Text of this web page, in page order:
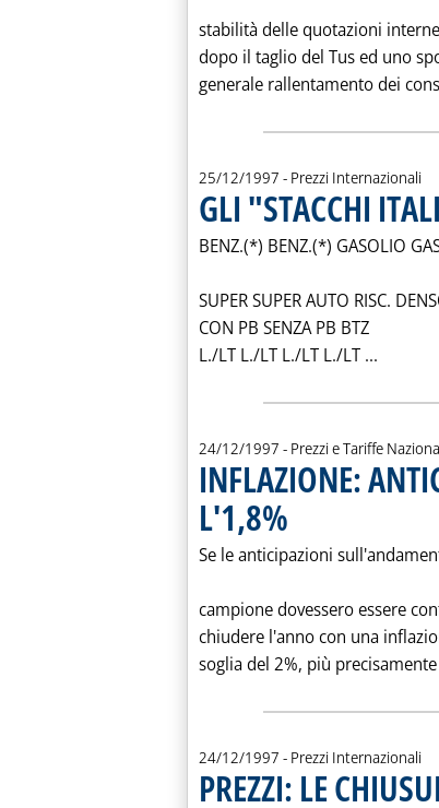
stabilità delle quotazioni
dopo il taglio del Tus ed uno
generale rallentamento dei
25/12/1997 - Prezzi Internazionali
GLI "STACCHI
BENZ.(*) BENZ.(*) GASOLIO
SUPER SUPER AUTO RISC.
CON PB SENZA PB BTZ
L./LT L./LT L./LT L./LT ...
24/12/1997 - Prezzi e Tariffe
INFLAZIONE:
L'1,8%
Se le anticipazioni
campione dovessero essere
chiudere l'anno con una
soglia del 2%, più
24/12/1997 - Prezzi Internazionali
PREZZI: LE